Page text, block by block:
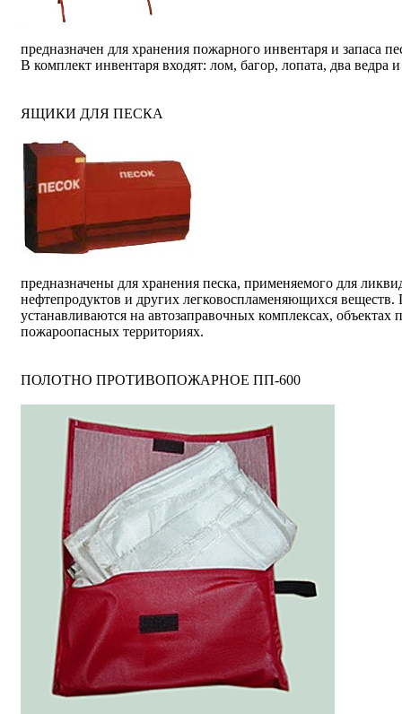
предназначен для хранения пожарного инвентаря и запаса
В комплект инвентаря входят: лом, багор, лопата, два ведра
ЯЩИКИ ДЛЯ ПЕСКА
предназначены для хранения песка, применяемого для
нефтепродуктов и других легковоспламеняющихся
устанавливаются на автозаправочных комплексах, объектах
пожароопасных территориях.
ПОЛОТНО ПРОТИВОПОЖАРНОЕ ПП-600